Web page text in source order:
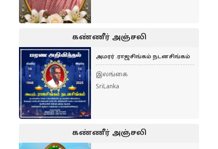
கண்ணீர் அஞ்சலி
அமரர் .ராஜசிங்கம் நடனசிங்கம்
இலங்கை
SriLanka
கண்ணீர் அஞ்சலி